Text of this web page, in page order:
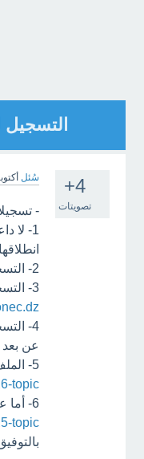
التسجيل
+4
تصويتات
سُئل أكتوبر 12،
- تسجيلات
1- لا
2- التسجيلات تستمر لمدة شهر كامل أو أكثر ( إلى غاية نوفمبر ان شاء الله ) , فلا داعي للعجلة
3- التسجيلات تكون عن طريق الأنترنيت , على الموقع الرسمي والوحيد :
4-
عن
5- الملف الكامل الخاص بالتسجيل تجدونه من هنا :
topic
6- أما عن شرح التسجيل في الموقع فمن هنا :
topic